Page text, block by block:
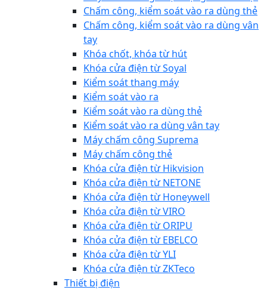
Chấm công, kiểm soát vào ra dùng thẻ
Chấm công, kiểm soát vào ra dùng vân
tay
Khóa chốt, khóa từ hút
Khóa cửa điện từ Soyal
Kiểm soát thang máy
Kiểm soát vào ra
Kiểm soát vào ra dùng thẻ
Kiểm soát vào ra dùng vân tay
Máy chấm công Suprema
Máy chấm công thẻ
Khóa cửa điện từ Hikvision
Khóa cửa điện từ NETONE
Khóa cửa điện từ Honeywell
Khóa cửa điện từ VIRO
Khóa cửa điện từ ORIPU
Khóa cửa điện từ EBELCO
Khóa cửa điện từ YLI
Khóa cửa điện từ ZKTeco
Thiết bị điện